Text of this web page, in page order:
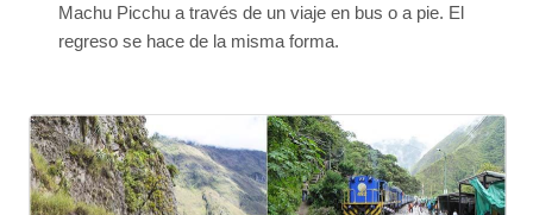
Machu Picchu a través de un viaje en bus o a pie. El
regreso se hace de la misma forma.